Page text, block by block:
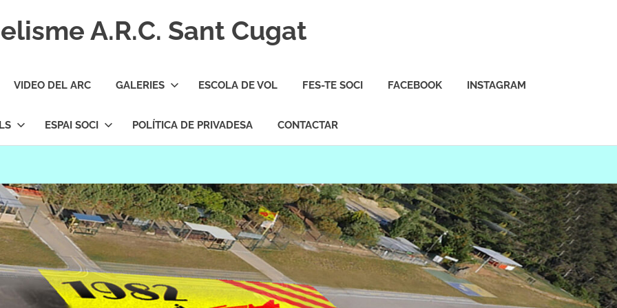
A.R.C. Sant Cugat
VIDEO DEL ARC GALERIES ESCOLA DE VOL FES-TE SOCI FACEBOOK INSTAGRAM
ESPAI SOCI POLÍTICA DE PRIVADESA CONTACTAR